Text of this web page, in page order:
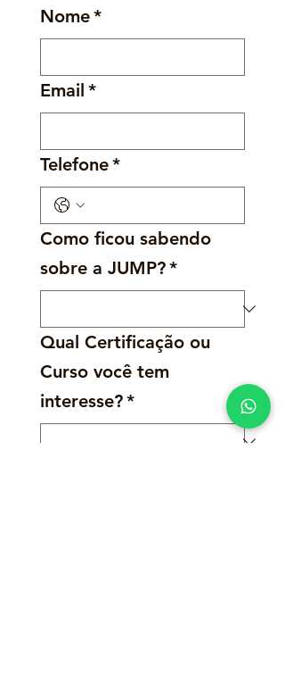
Nome*
Email *
Telefone*
Como ficou sabendo
sobre a JUMP?*
Qual Certificação ou
Curso você tem
interesse?*